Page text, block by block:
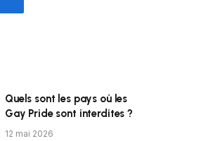
Quels sont les pays où les
Gay Pride sont interdites ?
12 mai 2026